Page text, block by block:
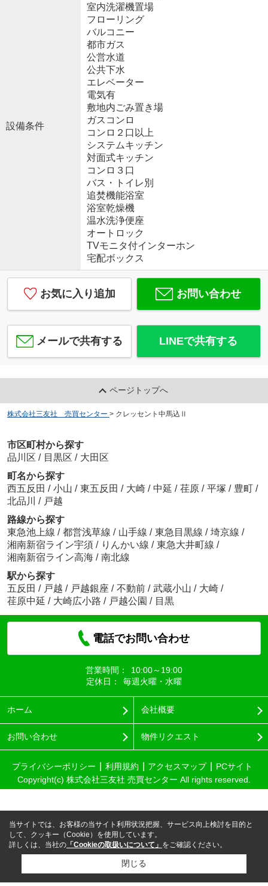
設備条件
室内洗濯機置場
フローリング
バルコニー
都市ガス
公営水道
公共下水
エレベーター
電気有
敷地内ごみ置き場
ガスコンロ
コンロ２口以上
システムキッチン
対面式キッチン
コンロ３口
バス・トイレ別
追焚機能浴室
浴室乾燥機
温水洗浄便座
オートロック
TVモニタ付インターホン
宅配ボックス
お気に入り追加 お問い合わせ
メールで共有する LINEで共有する
ページトップへ
株式会社三友社 売買センター > クレッセント中馬込Ⅱ
市区町村から探す
品川区 / 目黒区 / 大田区
町名から探す
西五反田 / 小山 / 東五反田 / 大崎 / 中延 / 荏原 / 平塚 / 豊町 /
北品川 / 戸越
路線から探す
東急池上線 / 都営浅草線 / 山手線 / 東急目黒線 / 埼京線 /
湘南新宿ライン宇須 / りんかい線 / 東急大井町線 /
湘南新宿ライン高海 / 南北線
駅から探す
五反田 / 戸越 / 戸越銀座 / 不動前 / 武蔵小山 / 大崎 /
荏原中延 / 大崎広小路 / 戸越公園 / 目黒
電話でお問い合わせ
営業時間：
10:00～19:00
定休日：
毎週火曜・水曜
ホーム 会社概要
お問い合わせ 物件リクエスト
プライバシーポリシー 利用規約 アクセスマップ
PCサイト
Copyright(c) 株式会社三友社 売買センター All rights reserved.
当サイトでは、お客様の当サイト利用状況把握、サービス向上検討を目的と
して、クッキー（Cookie）を使用しています。
詳しくは、当社の 「Cookieの取扱いについて」 をご確認ください。
閉じる